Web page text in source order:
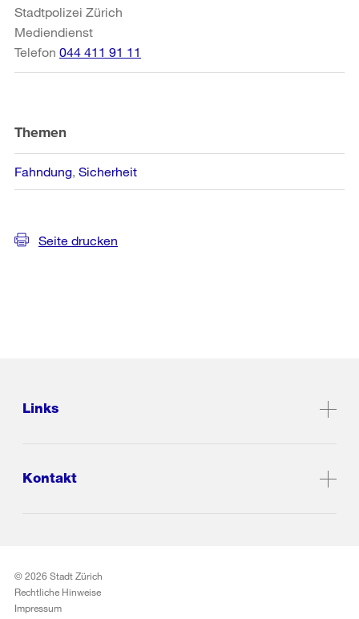
Stadtpolizei Zürich
Mediendienst
Telefon 044 411 91 11
Themen
Fahndung Sicherheit
Seite drucken
Links
Kontakt
© 2026 Stadt Zürich
Rechtliche Hinweise
Impressum